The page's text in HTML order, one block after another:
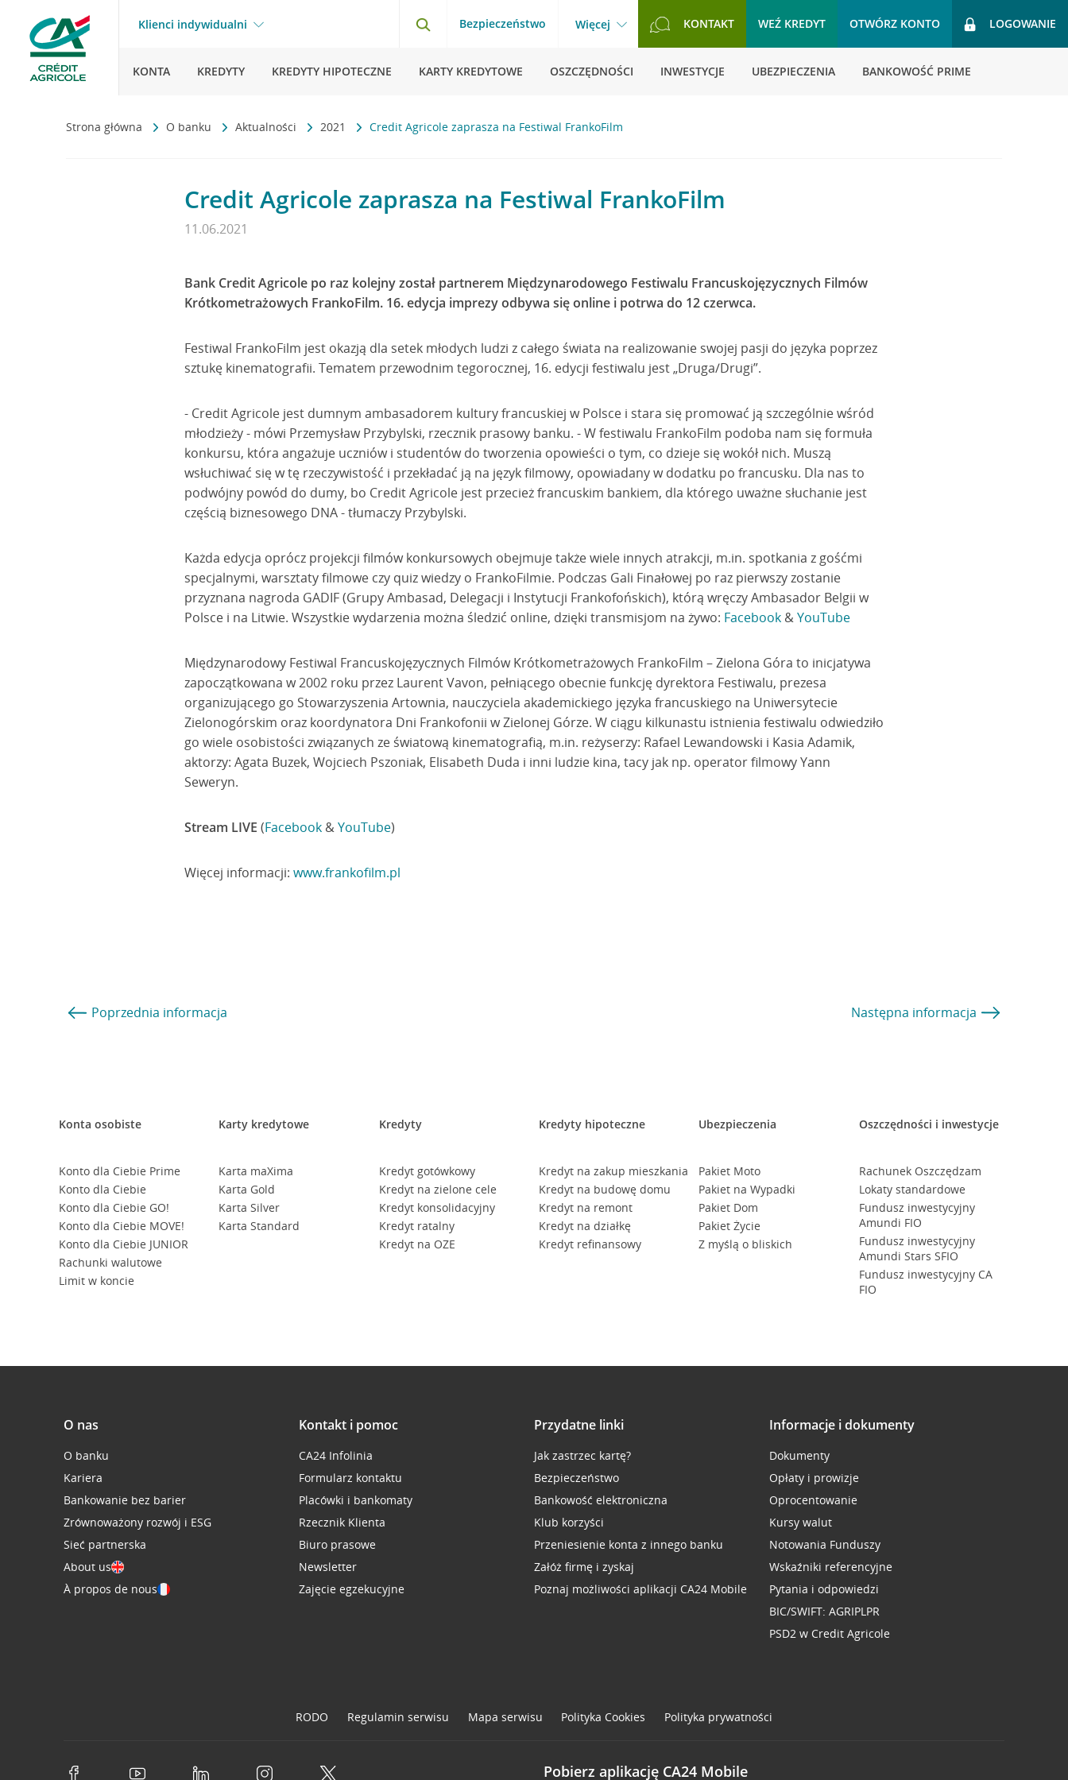
Klienci indywidualni Bezpieczeństwo Więcej KONTAKT WEŹ KREDYT OTWÓRZ KONTO LOGOWANIE
KONTA KREDYTY KREDYTY HIPOTECZNE KARTY KREDYTOWE OSZCZĘDNOŚCI INWESTYCJE UBEZPIECZENIA BANKOWOŚĆ PRIME
Strona główna O banku Aktualności 2021 Credit Agricole zaprasza na Festiwal FrankoFilm
Credit Agricole zaprasza na Festiwal FrankoFilm
11.06.2021
Bank Credit Agricole po raz kolejny został partnerem Międzynarodowego Festiwalu Francuskojęzycznych Filmów
Krótkometrażowych FrankoFilm. 16. edycja imprezy odbywa się online i potrwa do 12 czerwca.
Festiwal FrankoFilm jest okazją dla setek młodych ludzi z całego świata na realizowanie swojej pasji do języka poprzez
sztukę kinematografii. Tematem przewodnim tegorocznej, 16. edycji festiwalu jest „Druga/Drugi”.
- Credit Agricole jest dumnym ambasadorem kultury francuskiej w Polsce i stara się promować ją szczególnie wśród
młodzieży - mówi Przemysław Przybylski, rzecznik prasowy banku. - W festiwalu FrankoFilm podoba nam się formuła
konkursu, która angażuje uczniów i studentów do tworzenia opowieści o tym, co dzieje się wokół nich. Muszą
wsłuchiwać się w tę rzeczywistość i przekładać ją na język filmowy, opowiadany w dodatku po francusku. Dla nas to
podwójny powód do dumy, bo Credit Agricole jest przecież francuskim bankiem, dla którego uważne słuchanie jest
częścią biznesowego DNA - tłumaczy Przybylski.
Każda edycja oprócz projekcji filmów konkursowych obejmuje także wiele innych atrakcji, m.in. spotkania z gośćmi
specjalnymi, warsztaty filmowe czy quiz wiedzy o FrankoFilmie. Podczas Gali Finałowej po raz pierwszy zostanie
przyznana nagroda GADIF (Grupy Ambasad, Delegacji i Instytucji Frankofońskich), którą wręczy Ambasador Belgii w
Polsce i na Litwie. Wszystkie wydarzenia można śledzić online, dzięki transmisjom na żywo: Facebook &YouTube
Międzynarodowy Festiwal Francuskojęzycznych Filmów Krótkometrażowych FrankoFilm – Zielona Góra to inicjatywa
zapoczątkowana w 2002 roku przez Laurent Vavon, pełniącego obecnie funkcję dyrektora Festiwalu, prezesa
organizującego go Stowarzyszenia Artownia, nauczyciela akademickiego języka francuskiego na Uniwersytecie
Zielonogórskim oraz koordynatora Dni Frankofonii w Zielonej Górze. W ciągu kilkunastu istnienia festiwalu odwiedziło
go wiele osobistości związanych ze światową kinematografią, m.in. reżyserzy: Rafael Lewandowski i Kasia Adamik,
aktorzy: Agata Buzek, Wojciech Pszoniak, Elisabeth Duda i inni ludzie kina, tacy jak np. operator filmowy Yann
Seweryn.
Stream LIVE (Facebook &YouTube)
Więcej informacji: www.frankofilm.pl
Poprzednia informacja Następna informacja
Konta osobiste
Konto dla Ciebie Prime
Konto dla Ciebie
Konto dla Ciebie GO!
Konto dla Ciebie MOVE!
Konto dla Ciebie JUNIOR
Rachunki walutowe
Limit w koncie
Karty kredytowe
Karta maXima
Karta Gold
Karta Silver
Karta Standard
Kredyty
Kredyt gotówkowy
Kredyt na zielone cele
Kredyt konsolidacyjny
Kredyt ratalny
Kredyt na OZE
Kredyty hipoteczne
Kredyt na zakup mieszkania
Kredyt na budowę domu
Kredyt na remont
Kredyt na działkę
Kredyt refinansowy
Ubezpieczenia
Pakiet Moto
Pakiet na Wypadki
Pakiet Dom
Pakiet Życie
Z myślą o bliskich
Oszczędności i inwestycje
Rachunek Oszczędzam
Lokaty standardowe
Fundusz inwestycyjny
Amundi FIO
Fundusz inwestycyjny
Amundi Stars SFIO
Fundusz inwestycyjny CA
FIO
O nas
O banku
Kariera
Bankowanie bez barier
Zrównoważony rozwój i ESG
Sieć partnerska
About us
À propos de nous
Kontakt i pomoc
CA24 Infolinia
Formularz kontaktu
Placówki i bankomaty
Rzecznik Klienta
Biuro prasowe
Newsletter
Zajęcie egzekucyjne
Przydatne linki
Jak zastrzec kartę?
Bezpieczeństwo
Bankowość elektroniczna
Klub korzyści
Przeniesienie konta z innego banku
Załóż firmę i zyskaj
Poznaj możliwości aplikacji CA24 Mobile
Informacje i dokumenty
Dokumenty
Opłaty i prowizje
Oprocentowanie
Kursy walut
Notowania Funduszy
Wskaźniki referencyjne
Pytania i odpowiedzi
BIC/SWIFT: AGRIPLPR
PSD2 w Credit Agricole
RODO Regulamin serwisu Mapa serwisu Polityka Cookies Polityka prywatności
Pobierz aplikację CA24 Mobile